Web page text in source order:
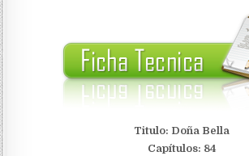
Titulo: Doña Bella
Capítulos: 84